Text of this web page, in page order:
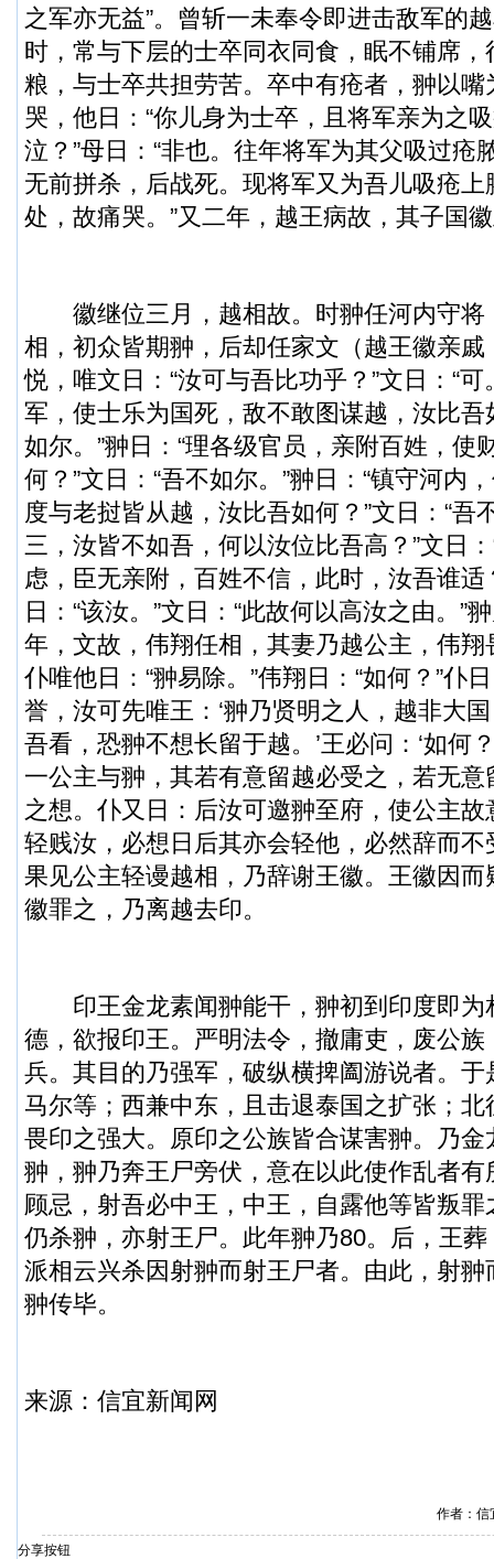
之军亦无益”。曾斩一未奉令即进击敌军的
时，常与下层的士卒同衣同食，眠不铺席
粮，与士卒共担劳苦。卒中有疮者，翀以
哭，他日：“你儿身为士卒，且将军亲为之
泣？”母日：“非也。往年将军为其父吸过疮
无前拼杀，后战死。现将军又为吾儿吸疮
处，故痛哭。”又二年，越王病故，其子国
徽继位三月，越相故。时翀任河内守将
相，初众皆期翀，后却任家文（越王徽亲
悦，唯文日：“汝可与吾比功乎？”文日：“可
军，使士乐为国死，敌不敢图谋越，汝比吾
如尔。”翀日：“理各级官员，亲附百姓，使
何？”文日：“吾不如尔。”翀日：“镇守河内
度与老挝皆从越，汝比吾如何？”文日：“吾
三，汝皆不如吾，何以汝位比吾高？”文日
虑，臣无亲附，百姓不信，此时，汝吾谁适
日：“该汝。”文日：“此故何以高汝之由。”
年，文故，伟翔任相，其妻乃越公主，伟
仆唯他日：“翀易除。”伟翔日：“如何？”仆
誉，汝可先唯王：‘翀乃贤明之人，越非大
吾看，恐翀不想长留于越。’王必问：‘如何
一公主与翀，其若有意留越必受之，若无
之想。仆又日：后汝可邀翀至府，使公主
轻贱汝，必想日后其亦会轻他，必然辞而
果见公主轻谩越相，乃辞谢王徽。王徽因
徽罪之，乃离越去印。
印王金龙素闻翀能干，翀初到印度即为
德，欲报印王。严明法令，撤庸吏，废公
兵。其目的乃强军，破纵横捭阖游说者。
马尔等；西兼中东，且击退泰国之扩张；
畏印之强大。原印之公族皆合谋害翀。乃
翀，翀乃奔王尸旁伏，意在以此使作乱者
顾忌，射吾必中王，中王，自露他等皆叛
仍杀翀，亦射王尸。此年翀乃80。后，王
派相云兴杀因射翀而射王尸者。由此，射
翀传毕。
来源： 信宜新闻 网
作者：
分享按钮